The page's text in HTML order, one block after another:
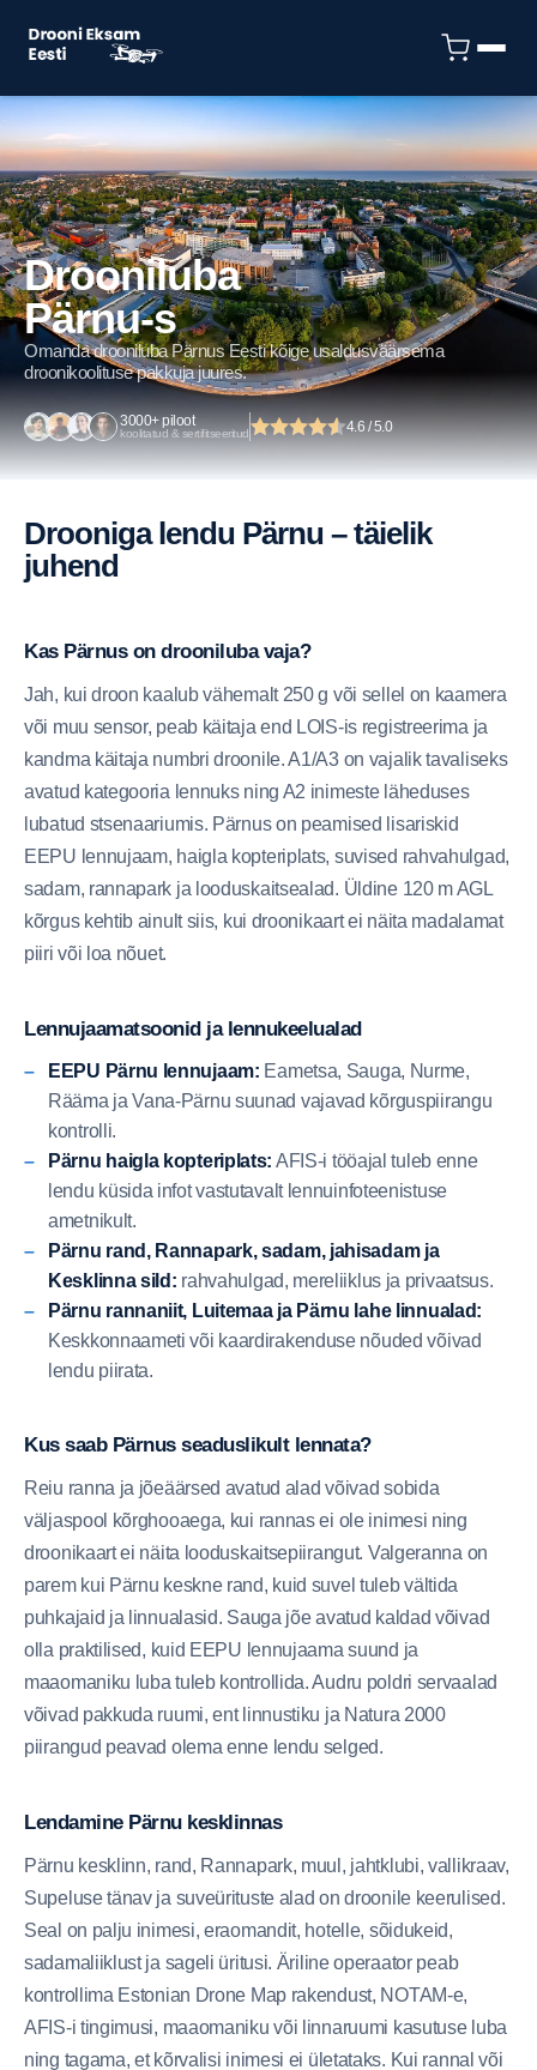
Drooniluba
Pärnu-s
Omanda drooniluba Pärnus Eesti kõige usaldusväärsema
droonikoolituse pakkuja juures.
3000+ piloot
koolitatud & sertifitseeritud 4.6 / 5.0
Drooniga lendu Pärnu – täielik
juhend
Kas Pärnus on drooniluba vaja?
Jah, kui droon kaalub vähemalt 250 g või sellel on kaamera
või muu sensor, peab käitaja end LOIS-is registreerima ja
kandma käitaja numbri droonile. A1/A3 on vajalik tavaliseks
avatud kategooria lennuks ning A2 inimeste läheduses
lubatud stsenaariumis. Pärnus on peamised lisariskid
EEPU lennujaam, haigla kopteriplats, suvised rahvahulgad,
sadam, rannapark ja looduskaitsealad. Üldine 120 m AGL
kõrgus kehtib ainult siis, kui droonikaart ei näita madalamat
piiri või loa nõuet.
Lennujaamatsoonid ja lennukeelualad
EEPU Pärnu lennujaam: Eametsa, Sauga, Nurme,
Rääma ja Vana-Pärnu suunad vajavad kõrguspiirangu
kontrolli.
Pärnu haigla kopteriplats: AFIS-i tööajal tuleb enne
lendu küsida infot vastutavalt lennuinfoteenistuse
ametnikult.
Pärnu rand, Rannapark, sadam, jahisadam ja
Kesklinna sild: rahvahulgad, mereliiklus ja privaatsus.
Pärnu rannaniit, Luitemaa ja Pärnu lahe linnualad:
Keskkonnaameti või kaardirakenduse nõuded võivad
lendu piirata.
Kus saab Pärnus seaduslikult lennata?
Reiu ranna ja jõeäärsed avatud alad võivad sobida
väljaspool kõrghooaega, kui rannas ei ole inimesi ning
droonikaart ei näita looduskaitsepiirangut. Valgeranna on
parem kui Pärnu keskne rand, kuid suvel tuleb vältida
puhkajaid ja linnualasid. Sauga jõe avatud kaldad võivad
olla praktilised, kuid EEPU lennujaama suund ja
maaomaniku luba tuleb kontrollida. Audru poldri servaalad
võivad pakkuda ruumi, ent linnustiku ja Natura 2000
piirangud peavad olema enne lendu selged.
Lendamine Pärnu kesklinnas
Pärnu kesklinn, rand, Rannapark, muul, jahtklubi, vallikraav,
Supeluse tänav ja suveürituste alad on droonile keerulised.
Seal on palju inimesi, eraomandit, hotelle, sõidukeid,
sadamaliiklust ja sageli üritusi. Äriline operaator peab
kontrollima Estonian Drone Map rakendust, NOTAM-e,
AFIS-i tingimusi, maaomaniku või linnaruumi kasutuse luba
ning tagama, et kõrvalisi inimesi ei ületataks. Kui rannal või